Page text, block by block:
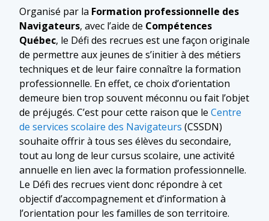
Organisé par la Formation professionnelle des
Navigateurs, avec l’aide de Compétences
Québec, le Défi des recrues est une façon originale
de permettre aux jeunes de s’initier à des métiers
techniques et de leur faire connaître la formation
professionnelle. En effet, ce choix d’orientation
demeure bien trop souvent méconnu ou fait l’objet
de préjugés. C’est pour cette raison que le Centre
de services scolaire des Navigateurs (CSSDN)
souhaite offrir à tous ses élèves du secondaire,
tout au long de leur cursus scolaire, une activité
annuelle en lien avec la formation professionnelle.
Le Défi des recrues vient donc répondre à cet
objectif d’accompagnement et d’information à
l’orientation pour les familles de son territoire.